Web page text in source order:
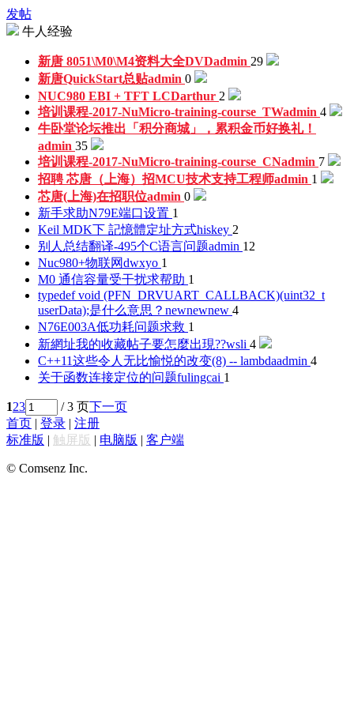
发帖
牛人经验
新唐 8051\M0\M4资料大全DVDadmin 29
新唐QuickStart总贴admin 0
NUC980 EBI + TFT LCDarthur 2
培训课程-2017-NuMicro-training-course_TWadmin 4
牛卧堂论坛推出「积分商城」，累积金币好换礼！
admin 35
培训课程-2017-NuMicro-training-course_CNadmin 7
招聘 芯唐（上海）招MCU技术支持工程师admin 1
芯唐(上海)在招职位admin 0
新手求助N79E端口设置 1
Keil MDK下 記憶體定址方式hiskey 2
别人总结翻译-495个C语言问题admin 12
Nuc980+物联网dwxyo 1
M0 通信容量受干扰求帮助 1
typedef void (PFN_DRVUART_CALLBACK)(uint32_t
userData);是什么意思？ newnewnew 4
N76E003A低功耗问题求救 1
新網址我的收藏帖子要怎麼出現??wsli 4
C++11这些令人无比愉悦的改变(8) -- lambdaadmin 4
关于函数连接定位的问题fulingcai 1
123 / 3 页下一页
首页 | 登录 | 注册
标准版 | 触屏版 | 电脑版 | 客户端
© Comsenz Inc.